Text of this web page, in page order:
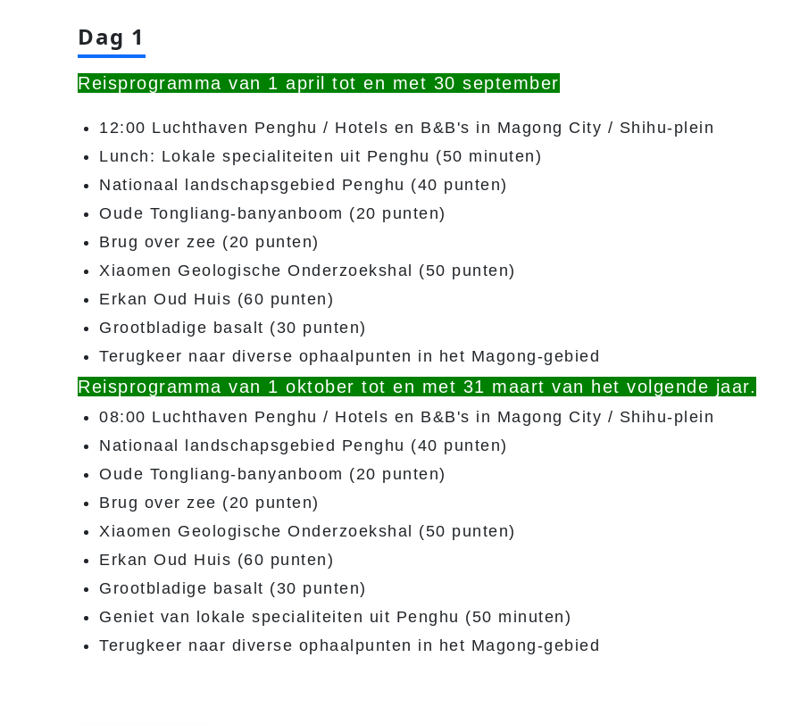
Dag 1
Reisprogramma van 1 april tot en met 30 september
12:00 Luchthaven Penghu / Hotels en B&B's in Magong City / Shihu-plein
Lunch: Lokale specialiteiten uit Penghu (50 minuten)
Nationaal landschapsgebied Penghu (40 punten)
Oude Tongliang-banyanboom (20 punten)
Brug over zee (20 punten)
Xiaomen Geologische Onderzoekshal (50 punten)
Erkan Oud Huis (60 punten)
Grootbladige basalt (30 punten)
Terugkeer naar diverse ophaalpunten in het Magong-gebied
Reisprogramma van 1 oktober tot en met 31 maart van het volgende jaar.
08:00 Luchthaven Penghu / Hotels en B&B's in Magong City / Shihu-plein
Nationaal landschapsgebied Penghu (40 punten)
Oude Tongliang-banyanboom (20 punten)
Brug over zee (20 punten)
Xiaomen Geologische Onderzoekshal (50 punten)
Erkan Oud Huis (60 punten)
Grootbladige basalt (30 punten)
Geniet van lokale specialiteiten uit Penghu (50 minuten)
Terugkeer naar diverse ophaalpunten in het Magong-gebied